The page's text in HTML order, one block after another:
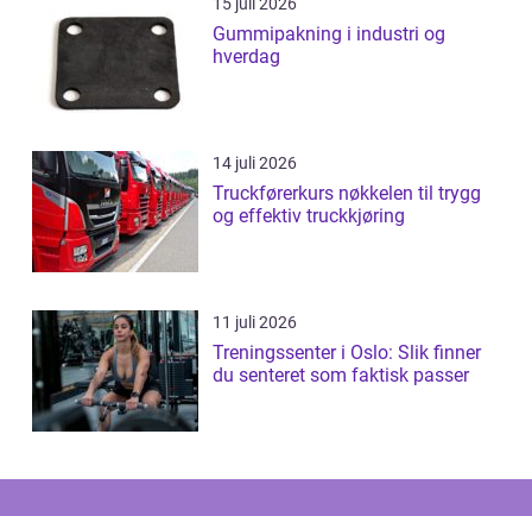
15 juli 2026
Gummipakning i industri og
hverdag
14 juli 2026
Truckførerkurs nøkkelen til trygg
og effektiv truckkjøring
11 juli 2026
Treningssenter i Oslo: Slik finner
du senteret som faktisk passer